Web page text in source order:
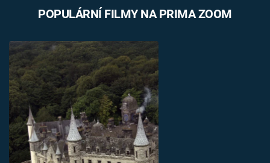
POPULÁRNÍ FILMY NA PRIMA ZOOM